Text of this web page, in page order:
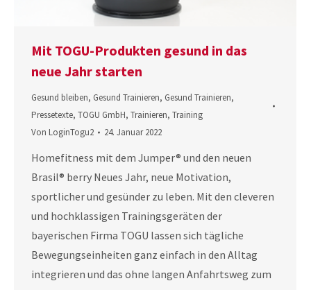
Mit TOGU-Produkten gesund in das
neue Jahr starten
Gesund bleiben, Gesund Trainieren, Gesund Trainieren,
Pressetexte, TOGU GmbH, Trainieren, Training
Von LoginTogu2 24. Januar 2022
Homefitness mit dem Jumper® und den neuen
Brasil® berry Neues Jahr, neue Motivation,
sportlicher und gesünder zu leben. Mit den cleveren
und hochklassigen Trainingsgeräten der
bayerischen Firma TOGU lassen sich tägliche
Bewegungseinheiten ganz einfach in den Alltag
integrieren und das ohne langen Anfahrtsweg zum